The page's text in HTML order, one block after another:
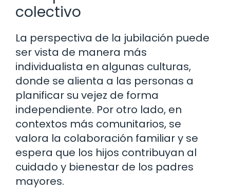
colectivo
La perspectiva de la jubilación puede
ser vista de manera más
individualista en algunas culturas,
donde se alienta a las personas a
planificar su vejez de forma
independiente. Por otro lado, en
contextos más comunitarios, se
valora la colaboración familiar y se
espera que los hijos contribuyan al
cuidado y bienestar de los padres
mayores.